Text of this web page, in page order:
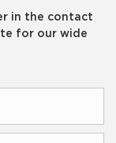
in the contact
for our wide